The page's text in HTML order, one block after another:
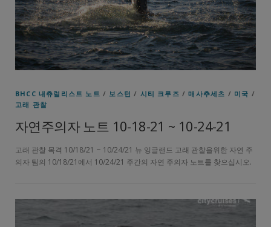
BHCC 내츄럴리스트 노트 / 보스턴 / 시티 크루즈 /매사추세츠 / 미국 /
고래 관찰
자연주의자 노트 10-18-21 ~ 10-24-21
고래 관찰 목격 10/18/21 ~ 10/24/21 뉴 잉글랜드 고래 관찰을위한 자연 주
의자 팀의 10/18/21에서 10/24/21 주간의 자연 주의자 노트를 찾으십시오.